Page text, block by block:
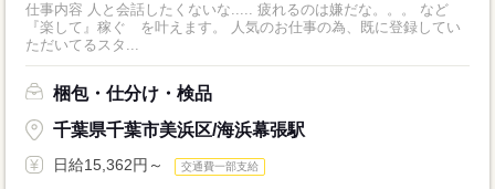
仕事内容 人と会話したくないな..... 疲れるのは嫌だな。。。 など
『楽して』稼ぐ を叶えます。 人気のお仕事の為、既に登録してい
ただいてるスタ...
梱包・仕分け・検品
千葉県千葉市美浜区/海浜幕張駅
日給15,362円～ 交通費一部支給